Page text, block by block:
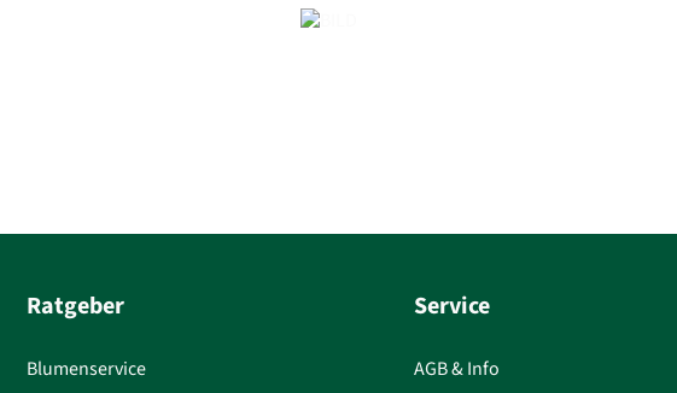
Ratgeber
Blumenservice
Service
AGB & Info